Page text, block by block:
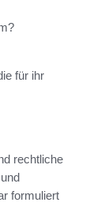
für ihr
rechtliche
formuliert